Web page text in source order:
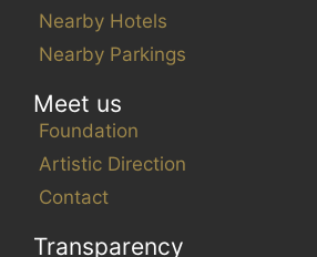
Nearby Hotels
Nearby Parkings
Meet us
Foundation
Artistic Direction
Contact
Transparency